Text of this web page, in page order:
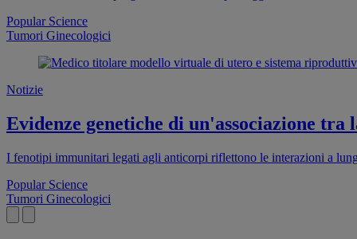
Popular Science
Tumori Ginecologici
Notizie
Evidenze genetiche di un'associazione
I fenotipi immunitari legati agli anticorpi riflettono le interazioni a
Popular Science
Tumori Ginecologici